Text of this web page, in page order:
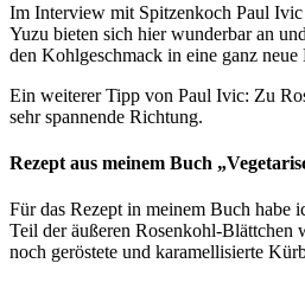
Im Interview mit Spitzenkoch Paul
Yuzu bieten sich hier wunderbar an
den Kohlgeschmack in eine ganz neue
Ein weiterer Tipp von Paul Ivic: Zu
sehr spannende Richtung.
Rezept aus meinem Buch
Für das Rezept in meinem Buch habe
Teil der äußeren Rosenkohl-Blättchen
noch geröstete und karamellisierte